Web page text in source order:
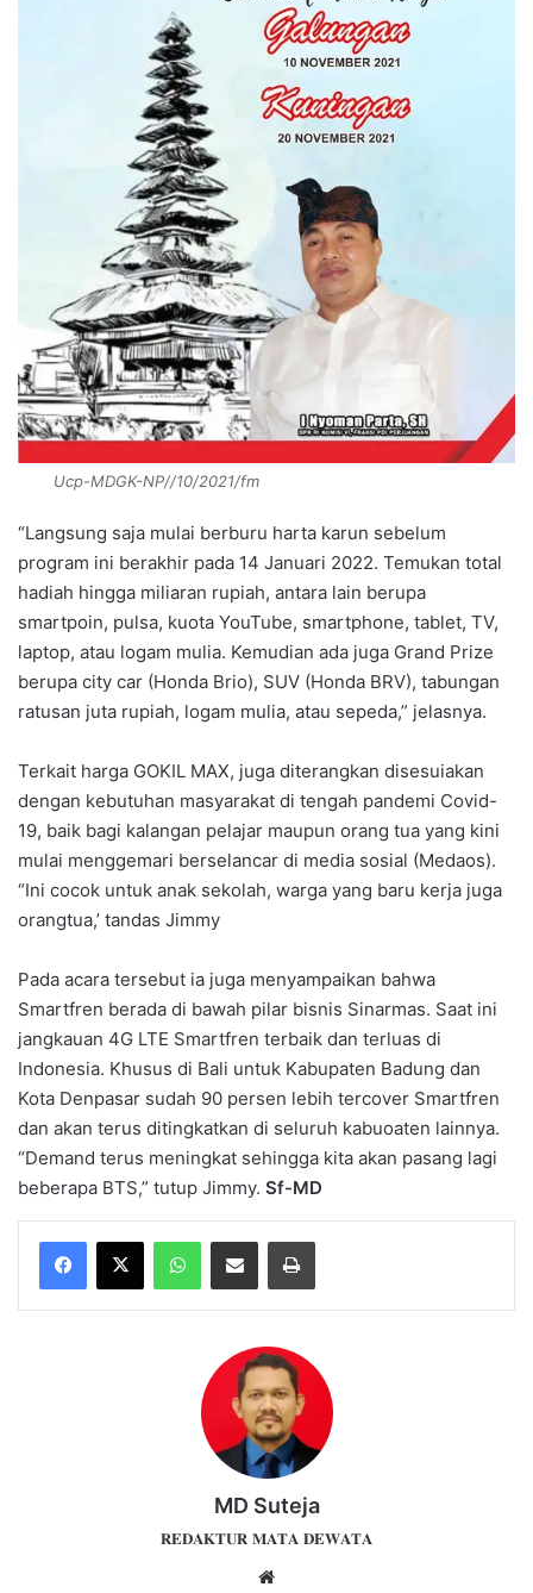
Ucp-MDGK-NP//10/2021/fm
“Langsung saja mulai berburu harta karun sebelum
program ini berakhir pada 14 Januari 2022. Temukan total
hadiah hingga miliaran rupiah, antara lain berupa
smartpoin, pulsa, kuota YouTube, smartphone, tablet, TV,
laptop, atau logam mulia. Kemudian ada juga Grand Prize
berupa city car (Honda Brio), SUV (Honda BRV), tabungan
ratusan juta rupiah, logam mulia, atau sepeda,” jelasnya.
Terkait harga GOKIL MAX, juga diterangkan disesuiakan
dengan kebutuhan masyarakat di tengah pandemi Covid-
19, baik bagi kalangan pelajar maupun orang tua yang kini
mulai menggemari berselancar di media sosial (Medaos).
“Ini cocok untuk anak sekolah, warga yang baru kerja juga
orangtua,’ tandas Jimmy
Pada acara tersebut ia juga menyampaikan bahwa
Smartfren berada di bawah pilar bisnis Sinarmas. Saat ini
jangkauan 4G LTE Smartfren terbaik dan terluas di
Indonesia. Khusus di Bali untuk Kabupaten Badung dan
Kota Denpasar sudah 90 persen lebih tercover Smartfren
dan akan terus ditingkatkan di seluruh kabuoaten lainnya.
“Demand terus meningkat sehingga kita akan pasang lagi
beberapa BTS,” tutup Jimmy. Sf-MD
WhatsAppShare via Email Print
MD Suteja
𝐑𝐄𝐃𝐀𝐊𝐓𝐔𝐑 𝐌𝐀𝐓𝐀 𝐃𝐄𝐖𝐀𝐓𝐀